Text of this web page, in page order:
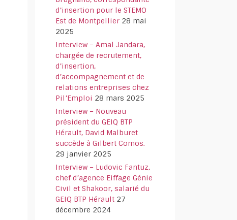
d’insertion pour le STEMO
Est de Montpellier 28 mai
2025
Interview – Amal Jandara,
chargée de recrutement,
d’insertion,
d’accompagnement et de
relations entreprises chez
Pil’Emploi 28 mars 2025
Interview – Nouveau
président du GEIQ BTP
Hérault, David Malburet
succède à Gilbert Comos.
29 janvier 2025
Interview – Ludovic Fantuz,
chef d’agence Eiffage Génie
Civil et Shakoor, salarié du
GEIQ BTP Hérault 27
décembre 2024